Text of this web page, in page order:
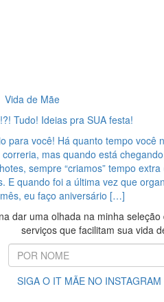
Vida de Mãe
Tudo! Ideias pra SUA festa!
para você! Há quanto tempo você
mas quando está
sempre “criamos” tempo
E quando foi a última vez que
eu faço aniversário […]
dar uma olhada na minha
serviços que facilitam sua vida
SIGA O IT MÃE NO